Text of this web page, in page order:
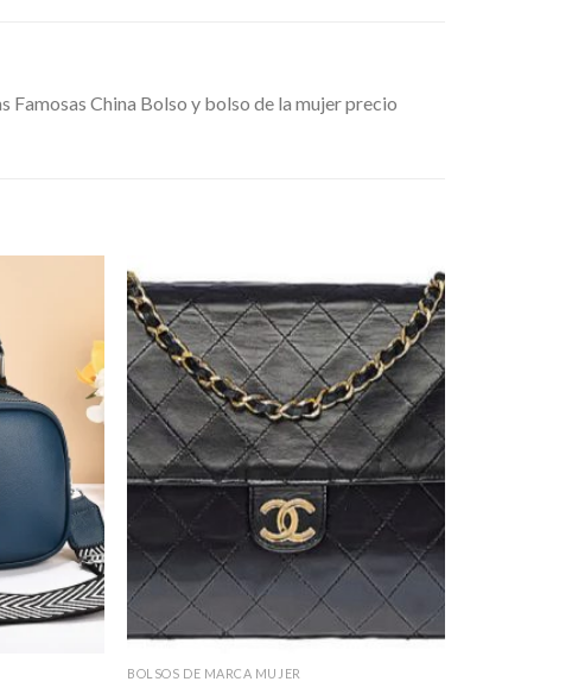
Famosas China Bolso y bolso de la mujer precio
BOLSOS DE MARCA MUJER